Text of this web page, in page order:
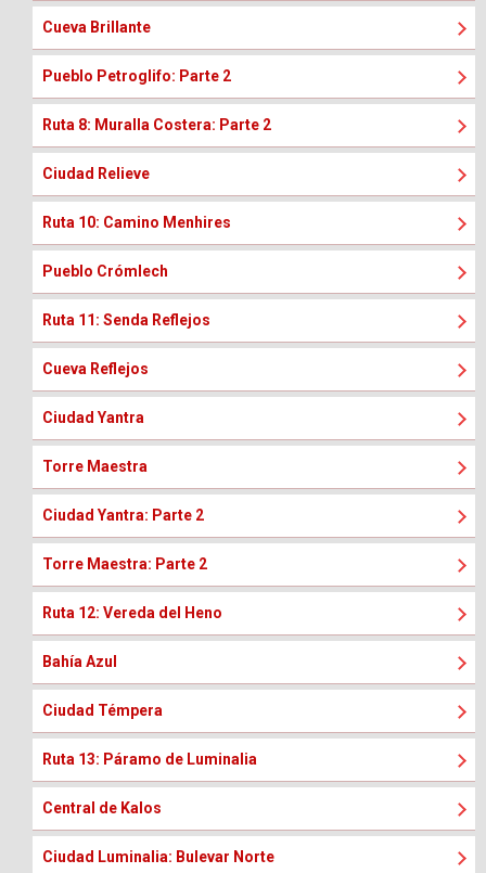
Cueva Brillante
Pueblo Petroglifo: Parte 2
Ruta 8: Muralla Costera: Parte 2
Ciudad Relieve
Ruta 10: Camino Menhires
Pueblo Crómlech
Ruta 11: Senda Reflejos
Cueva Reflejos
Ciudad Yantra
Torre Maestra
Ciudad Yantra: Parte 2
Torre Maestra: Parte 2
Ruta 12: Vereda del Heno
Bahía Azul
Ciudad Témpera
Ruta 13: Páramo de Luminalia
Central de Kalos
Ciudad Luminalia: Bulevar Norte